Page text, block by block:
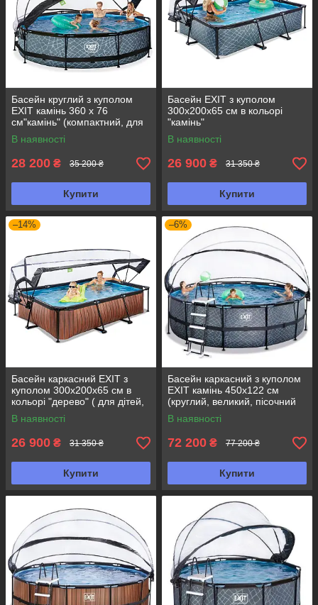
Басейн круглий з куполом
EXIT камінь 360 х 76
см"камінь" (компактний, для
дачі і розваг)
В наявності
28 200 ₴ 35 200 ₴
Купити
Басейн EXIT з куполом
300х200х65 см в кольорі
"камінь"
В наявності
26 900 ₴ 31 350 ₴
Купити
–14%
Басейн каркасний EXIT з
куполом 300х200х65 см в
кольорі "дерево" ( для дітей,
дачі)
В наявності
26 900 ₴ 31 350 ₴
Купити
–6%
Басейн каркасний з куполом
EXIT камінь 450х122 см
(круглий, великий, пісочний
фільтр)
В наявності
72 200 ₴ 77 200 ₴
Купити